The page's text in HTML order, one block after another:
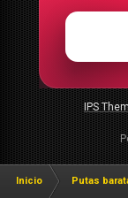
IPS
Inicio Putas